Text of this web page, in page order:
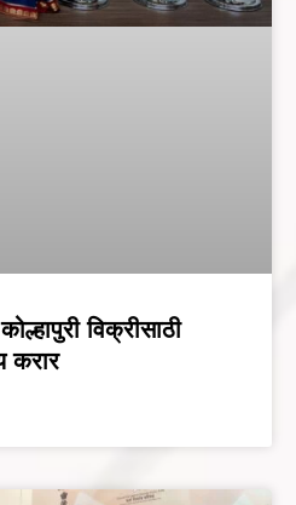
विक्रीसाठी
करार